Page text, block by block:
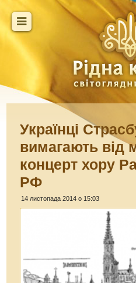
Українці
вимагають від
концерт хору
РФ
14 листопада 2014 о 15:03